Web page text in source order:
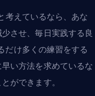
えているなら、あな
させ、毎日実践する良
だけ多くの練習をする
い方法を求めているな
ができます。